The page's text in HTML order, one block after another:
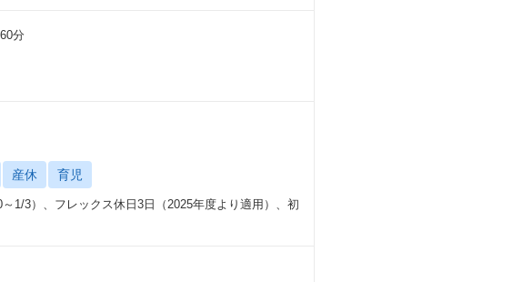
分
産休 育児
1/3）、フレックス休日3日（2025年度より適用）、初